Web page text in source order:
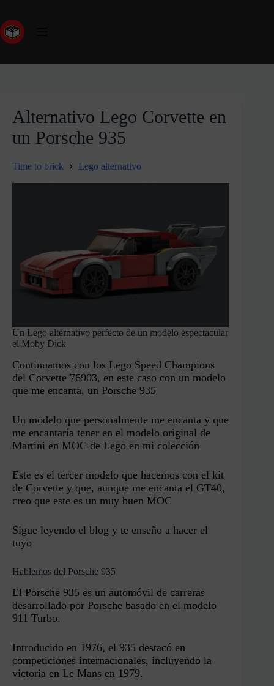
Alternativo Lego Corvette en
un Porsche 935
Time to brick Lego alternativo
Un Lego alternativo perfecto de un modelo espectacular
el Moby Dick
Continuamos con los Lego Speed Champions
del Corvette 76903, en este caso con un modelo
que me encanta, un Porsche 935
Un modelo que personalmente me encanta y que
me encantaría tener en el modelo original de
Martini en MOC de Lego en mi colección
Este es el tercer modelo que hacemos con el kit
de Corvette y que, aunque me encanta el GT40,
creo que este es un muy buen MOC
Sigue leyendo el blog y te enseño a hacer el
tuyo
Hablemos del Porsche 935
El Porsche 935 es un automóvil de carreras
desarrollado por Porsche basado en el modelo
911 Turbo.
Introducido en 1976, el 935 destacó en
competiciones internacionales, incluyendo la
victoria en Le Mans en 1979.